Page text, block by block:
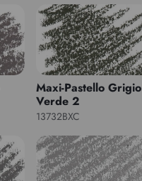
Maxi-Pastello Grigio
Verde 2
13732BXC